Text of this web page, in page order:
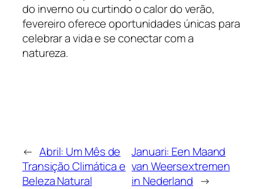
do inverno ou curtindo o calor do verão,
fevereiro oferece oportunidades únicas para
celebrar a vida e se conectar com a
natureza.
← Abril: Um Mês de
Transição Climática e
Beleza Natural
Januari: Een Maand
van Weersextremen
in Nederland →